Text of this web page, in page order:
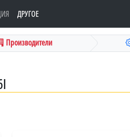
ДРУГОЕ
Производители